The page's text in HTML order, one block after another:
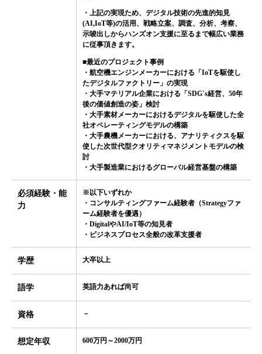
・上記の実現ため、デジタル技術の先進的知見
(AI,IoT等)の活用、戦略立案、調査、分析、考察、
示唆出しからハンズオン支援に至るまで幅広い業務
に従事頂きます。
■最近のプロジェクト事例
・航空機エンジンメーカーにおける「IoTを駆使し
たデジタルファクトリー」の実現
・大手マテリアル企業における「SDG`s経営、50年
後の価値創造の姿」検討
・大手素材メーカーにおけるデジタルを駆使した全
社オペレーティングモデルの構築
・大手農機メーカーにおける、アナリティクスを駆
使した次世代型クオリティマネジメントモデルの検
討
・大手製造業におけるグローバル経営基盤の構築
必須経験・能
力
※以下いずれか
・コンサルティングファーム経験者（Strategyファ
ーム経験者を優遇）
・DigitalやAI/IoT等の知見者
・ビジネスプロセス全般の改革支援者
学歴 大卒以上
語学 英語力あれば尚可
資格 －
想定年収 600万円～2000万円